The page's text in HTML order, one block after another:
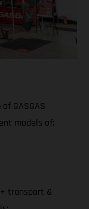
GASGAS
models of:
transport &